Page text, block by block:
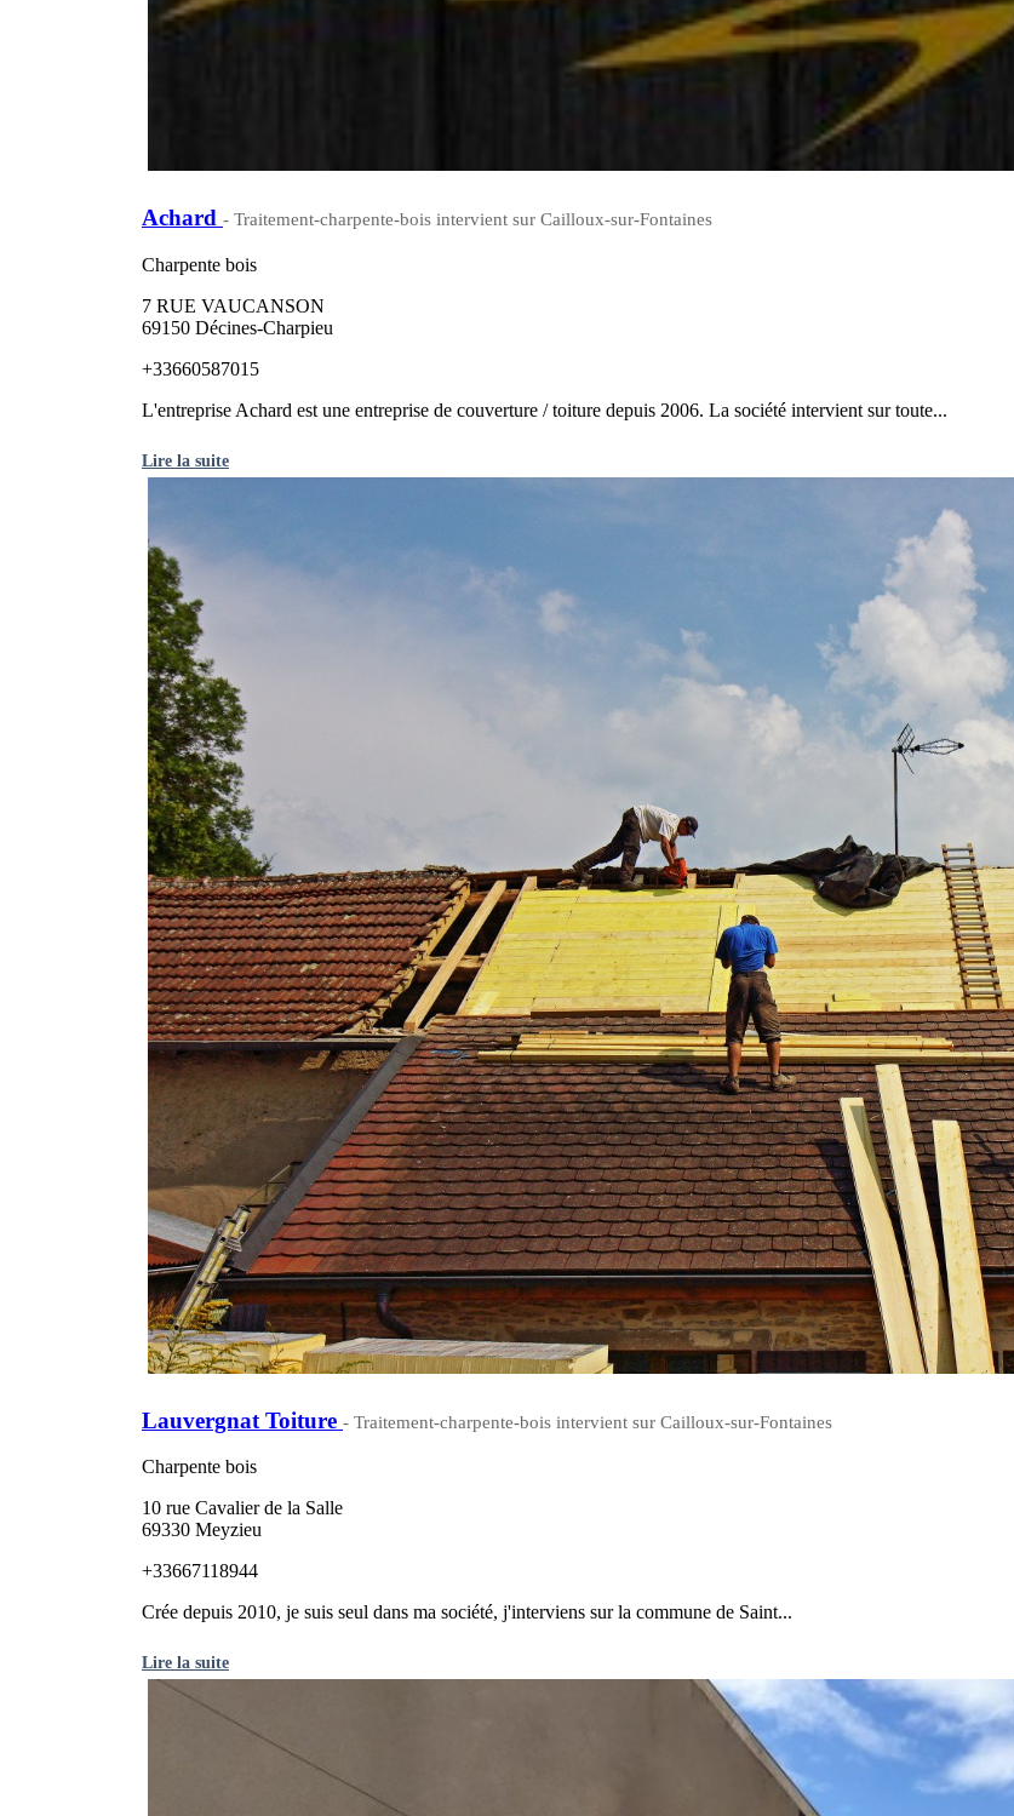
Achard - Traitement-charpente-bois intervient sur Cailloux-sur-Fontaines
Charpente bois
7 RUE VAUCANSON
69150 Décines-Charpieu
+33660587015
L'entreprise Achard est une entreprise de couverture / toiture depuis 2006. La société intervient sur toute...
Lire la suite
Lauvergnat Toiture - Traitement-charpente-bois intervient sur Cailloux-sur-Fontaines
Charpente bois
10 rue Cavalier de la Salle
69330 Meyzieu
+33667118944
Crée depuis 2010, je suis seul dans ma société, j'interviens sur la commune de Saint...
Lire la suite